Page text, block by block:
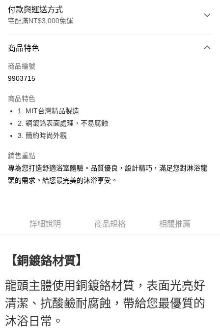
付款與運送方式
宅配滿NT$3,000免運
信用卡一次付款
貨到付款
運送方式
付款後全家取貨
每筆NT$47
每筆NT$53
7-11取貨(快速到店)
每筆NT$180，滿NT$3,000(含以上)免運費
商品特色
商品編號
9903715
商品特色
1. MIT台灣精品製造
2. 銅鍍鉻表面處理，不易腐蝕
3. 簡約時尚外觀
銷售重點
專為您打造舒適浴室體驗。品質優良，設計精巧，滿足您對淋浴龍
頭的需求。給您最完美的沐浴享受。
詳細說明 商品規格 相關推薦
【銅鍍鉻材質】
龍頭主體使用銅鍍鉻材質，表面光亮好
清潔、抗酸鹼耐腐蝕，帶給您最優質的
沐浴日常。